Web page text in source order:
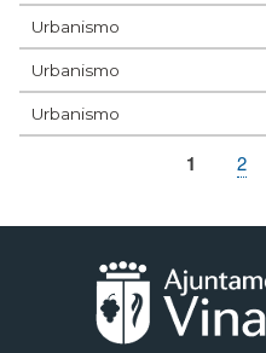
Urbanismo
Urbanismo
Urbanismo
Página
1 Page
2